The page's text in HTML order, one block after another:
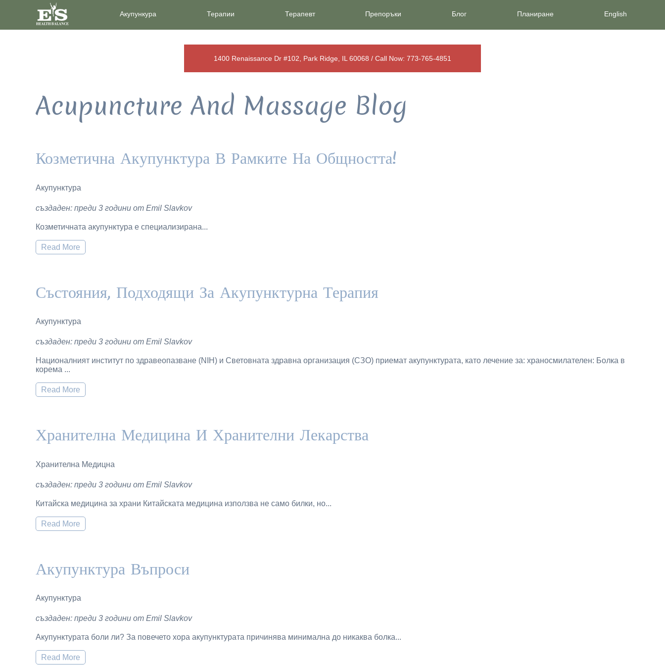
Акупункура Терапии Терапевт Препоръки Блог Планиране English
1400 Renaissance Dr #102, Park Ridge, IL 60068 / Call Now: 773-765-4851
Acupuncture And Massage Blog
Козметична Акупунктура В Рамките На Общността!
Акупунктура
създаден: преди 3 години от Emil Slavkov
Козметичната акупунктура е специализирана...
Read More
Състояния, Подходящи За Акупунктурна Терапия
Акупунктура
създаден: преди 3 години от Emil Slavkov
Националният институт по здравеопазване (NIH) и Световната здравна организация (СЗО) приемат акупунктурата, като лечение за: храносмилателен: Болка в
корема ...
Read More
Хранителна Медицина И Хранителни Лекарства
Хранителна Медицна
създаден: преди 3 години от Emil Slavkov
Китайска медицина за храни Китайската медицина използва не само билки, но...
Read More
Акупунктура Въпроси
Акупунктура
създаден: преди 3 години от Emil Slavkov
Акупунктурата боли ли? За повечето хора акупунктурата причинява минимална до никаква болка...
Read More